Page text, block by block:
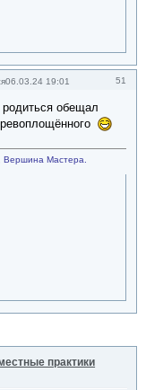
51
06.03.24 19:01
родиться обещал
Вершина Мастера.
практики